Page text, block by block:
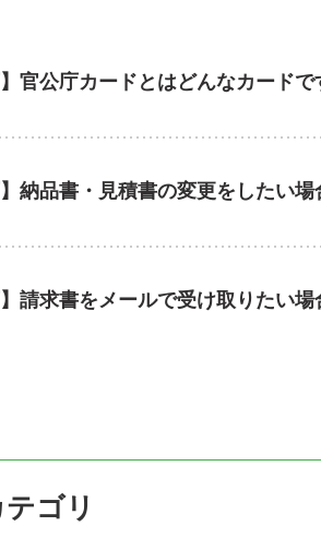
】官公庁カードとはどんなカードで
】納品書・見積書の変更をしたい
】請求書をメールで受け取りたい
ゴリ